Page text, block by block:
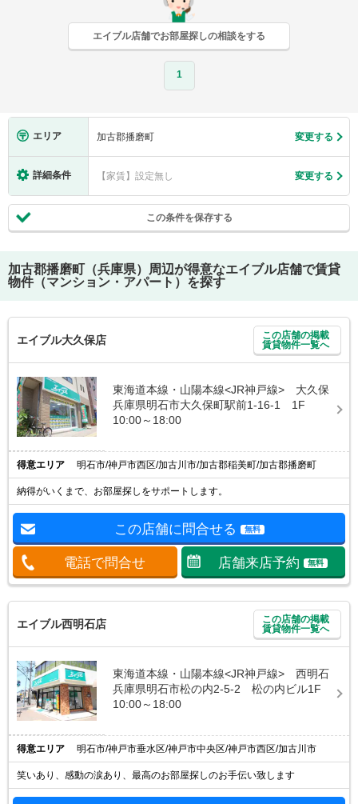
エイブル店舗でお部屋探しの相談をする
1
エリア 加古郡播磨町 変更する
詳細条件 【家賃】設定無し 変更する
この条件を保存する
加古郡播磨町（兵庫県）
周辺が得意なエイブル店舗で賃貸
物件（マンション・アパート）を探す
エイブル大久保店
この店舗の掲載
賃貸物件一覧へ
東海道本線・山陽本線<JR神戸線> 大久保
兵庫県明石市大久保町駅前1-16-1 1F
10:00～18:00
得意エリア 明石市/神戸市西区/加古川市/加古郡稲美町/加古郡播磨町
納得がいくまで、お部屋探しをサポートします。
この店舗に問合せる 無料
電話で問合せ 店舗来店予約 無料
エイブル西明石店
この店舗の掲載
賃貸物件一覧へ
東海道本線・山陽本線<JR神戸線> 西明石
兵庫県明石市松の内2-5-2 松の内ビル1F
10:00～18:00
得意エリア 明石市/神戸市垂水区/神戸市中央区/神戸市西区/加古川市
笑いあり、感動の涙あり、最高のお部屋探しのお手伝い致します